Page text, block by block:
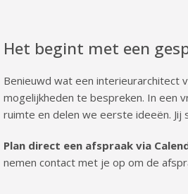
Het begint met een
Benieuwd wat een interieurarchitect
mogelijkheden te bespreken. In een
ruimte en delen we eerste ideeën.
Plan direct een afspraak via
nemen contact met je op om de